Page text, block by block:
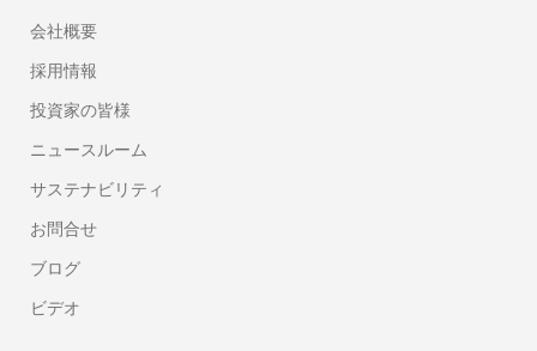
会社概要
採用情報
投資家の皆様
ニュースルーム
サステナビリティ
お問合せ
ブログ
ビデオ